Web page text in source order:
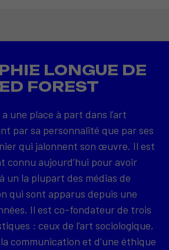
LONGUE DE
FOREST
une place à part dans l’art
par sa personnalité que par ses
qui jalonnent son œuvre. Il est
connu aujourd’hui pour avoir
un la plupart des médias de
qui sont apparus depuis une
Il est co-fondateur de trois
: ceux de l’art sociologique,
communication et d’une éthique